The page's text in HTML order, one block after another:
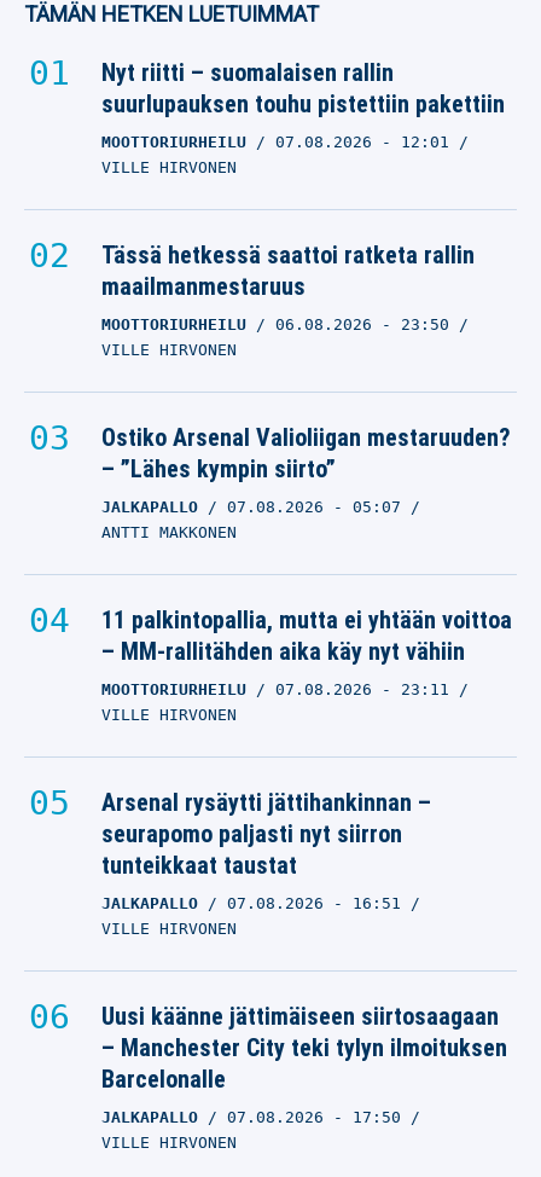
TÄMÄN HETKEN LUETUIMMAT
Nyt riitti – suomalaisen rallin
suurlupauksen touhu pistettiin pakettiin
MOOTTORIURHEILU 07.08.2026 - 12:01
VILLE HIRVONEN
Tässä hetkessä saattoi ratketa rallin
maailmanmestaruus
MOOTTORIURHEILU 06.08.2026 - 23:50
VILLE HIRVONEN
Ostiko Arsenal Valioliigan mestaruuden?
– ”Lähes kympin siirto”
JALKAPALLO 07.08.2026 - 05:07
ANTTI MAKKONEN
11 palkintopallia, mutta ei yhtään voittoa
– MM-rallitähden aika käy nyt vähiin
MOOTTORIURHEILU 07.08.2026 - 23:11
VILLE HIRVONEN
Arsenal rysäytti jättihankinnan –
seurapomo paljasti nyt siirron
tunteikkaat taustat
JALKAPALLO 07.08.2026 - 16:51
VILLE HIRVONEN
Uusi käänne jättimäiseen siirtosaagaan
– Manchester City teki tylyn ilmoituksen
Barcelonalle
JALKAPALLO 07.08.2026 - 17:50
VILLE HIRVONEN